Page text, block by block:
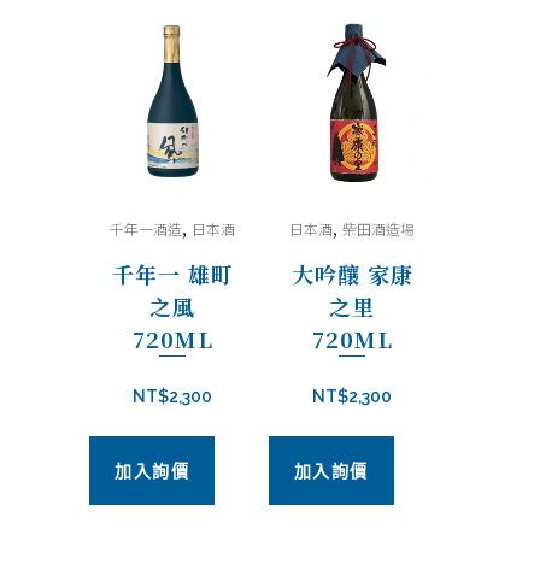
千年一酒造, 日本酒
千年一 雄町
之風
720ML
NT$2,300
加入詢價
日本酒,柴田酒造場
大吟釀 家康
之里
720ML
NT$2,300
加入詢價